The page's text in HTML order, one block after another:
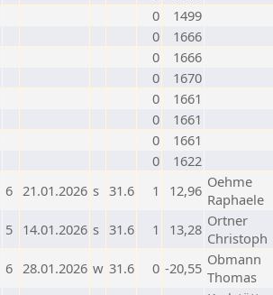
0
1499
0
1666
0
1666
0
1670
0
1661
0
1661
0
1661
0
1622
6 21.01.2026 s 31.6 1 12,96 Oehme
Raphaele
5 14.01.2026 s 31.6 1 13,28 Ortner
Christoph
6 28.01.2026 w 31.6 0 -20,55 Obmann
Thomas